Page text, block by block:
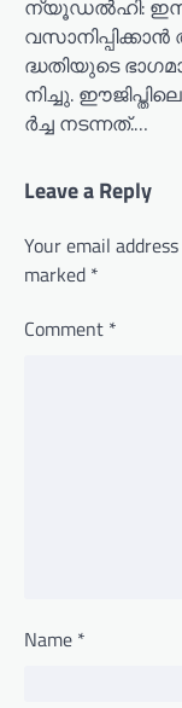
ന്യൂഡൽഹി:
ദ്ധ​തി​യു​ടെ
നി​ച്ചു.
ർ​ച്ച ന​ട​ന്ന​ത്.…
Leave a Reply
Your email
marked *
Comment *
Name *